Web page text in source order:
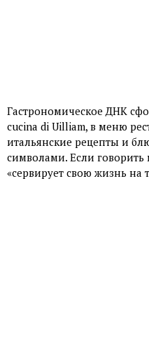
Гастрономическое ДНК
cucina di Uilliam, в меню
итальянские рецепты и
символами. Если
«сервирует свою жизнь на